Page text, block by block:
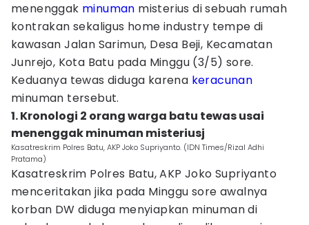
menenggak minuman misterius di sebuah rumah
kontrakan sekaligus home industry tempe di
kawasan Jalan Sarimun, Desa Beji, Kecamatan
Junrejo, Kota Batu pada Minggu (3/5) sore.
Keduanya tewas diduga karena keracunan
minuman tersebut.
1. Kronologi 2 orang warga batu tewas usai
menenggak minuman misteriusj
Kasatreskrim Polres Batu, AKP Joko Supriyanto. (IDN Times/Rizal Adhi
Pratama)
Kasatreskrim Polres Batu, AKP Joko Supriyanto
menceritakan jika pada Minggu sore awalnya
korban DW diduga menyiapkan minuman di